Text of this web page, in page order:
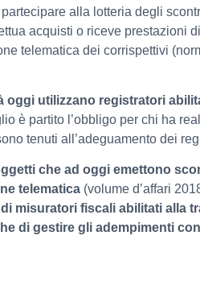
alla lotteria degli
acquisti o riceve prestazioni
telematica dei corrispettivi
oggi utilizzano registratori
è partito l’obbligo per chi ha
tenuti all’adeguamento dei
che ad oggi emettono
telematica (volume d’affari
misuratori fiscali abilitati alla
di gestire gli adempimenti